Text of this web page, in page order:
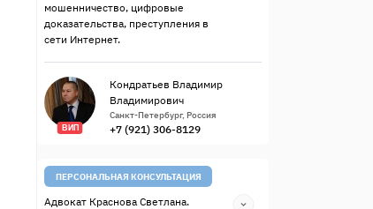
мошенничество, цифровые
доказательства, преступления в
сети Интернет.
ВИП
Кондратьев Владимир
Владимирович
Санкт-Петербург, Россия
+7 (921) 306-8129
ПЕРСОНАЛЬНАЯ КОНСУЛЬТАЦИЯ
Адвокат Краснова Светлана.